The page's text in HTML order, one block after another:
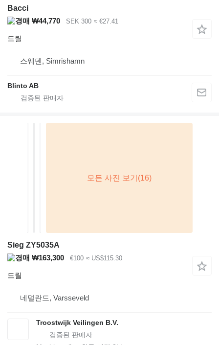
Bacci
₩44,770
SEK 300 ≈ €27.41
드릴
스웨덴, Simrishamn
Blinto AB
Sieg ZY5035A
₩163,300
€100 ≈ US$115.30
드릴
네덜란드, Varsseveld
Troostwijk Veilingen B.V.